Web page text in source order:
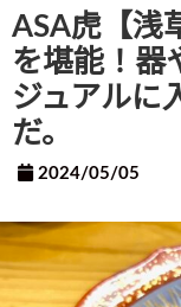
ASA虎【浅
を堪能！器
ジュアルに
だ。
2024/05/05